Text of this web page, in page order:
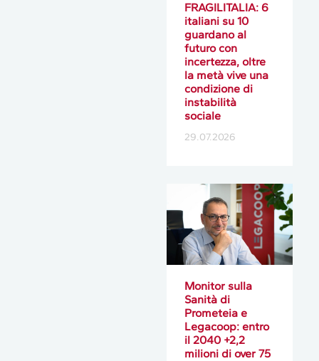
FRAGILITALIA: 6
italiani su 10
guardano al
futuro con
incertezza, oltre
la metà vive una
condizione di
instabilità
sociale
29.07.2026
Monitor sulla
Sanità di
Prometeia e
Legacoop: entro
il 2040 +2,2
milioni di over 75